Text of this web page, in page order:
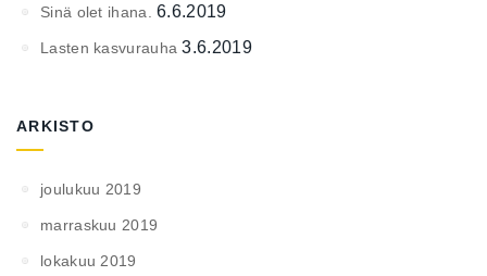
Sinä olet ihana. 6.6.2019
Lasten kasvurauha 3.6.2019
ARKISTO
joulukuu 2019
marraskuu 2019
lokakuu 2019